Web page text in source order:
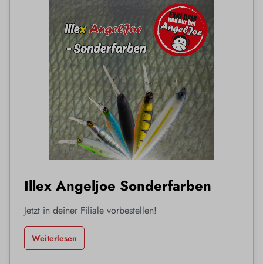
Illex Angeljoe Sonderfarben
Jetzt in deiner Filiale vorbestellen!
Weiterlesen